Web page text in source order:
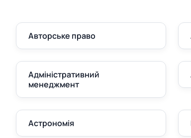
Авторське право
Адміністративний
менеджмент
Астрономія